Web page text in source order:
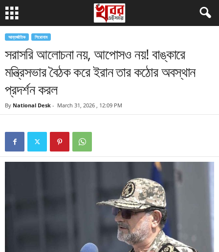
আন্তর্জাতিক শিরোনাম
সরাসরি আলোচনা নয়, আপোসও নয়! বাঙ্কারে
মন্ত্রিসভার বৈঠক করে ইরান তার কঠোর অবস্থান
প্রদর্শন করল
By National Desk - March 31, 2026 , 12:09 PM